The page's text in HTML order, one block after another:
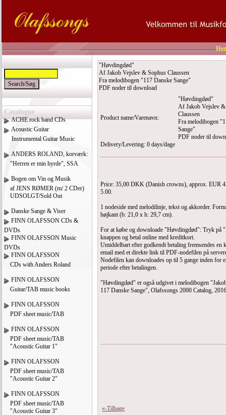
Catalogue
ACHE rock band CDs
Acoustic Guitar
Instrumental Guitar Music
ANDERS ROLAND, korværk:
"Herren er min hyrde", SSA
Bogen om Vin og Musik
af JENS RØMER (m/ 2 CDer)
UDSOLGT/Sold Out
Danske Sange & Viser
FINN OLAFSSON CDs &
DVDs
FINN OLAFSSON Music
DVDs
FINN OLAFSSON
CDs with Anders Roland
FINN OLAFSSON
Guitar/TAB music books
FINN OLAFSSON
PDF sheet music/TAB
FINN OLAFSSON
PDF sheet music/TAB
"Acoustic Guitar 1"
FINN OLAFSSON
PDF sheet music/TAB
"Acoustic Guitar 2"
FINN OLAFSSON
PDF sheet music/TAB
"Acoustic Guitar 3"
"Høvdingdød"
Af Jakob Vejslev & Sophus Claussen
Fra melodibogen "117 Danske Sange"
PDF noder til download
Product name/Varenavn:
"Høvdingdød"
Af Jakob Vejslev
Claussen
Fra melodibogen
Sange"
PDF noder til
Delivery/Levering: 0 days/dage
Price: 35,00 DKK (Danish crowns), approx. EUR
5.00.
1 nodeside med melodilinje, tekst og akkorder.
højkant (b: 21,0 x h: 29,7 cm).
For at købe og downloade "Høvdingdød": Tryk på
knappen og betal online med kreditkort.
Umiddelbart efter godkendt betaling fremsendes en
email med et direkte link til PDF-nodefilen på
Nodefilen kan downloades op til 5 gange inden for
periode efter betalingen.
"Høvdingdød" er også udgivet i melodibogen
117 Danske Sange", Olafssongs 2000 Catalog,
«-Tilbage